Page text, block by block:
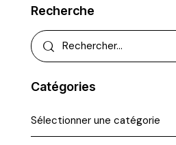
Recherche
Catégories